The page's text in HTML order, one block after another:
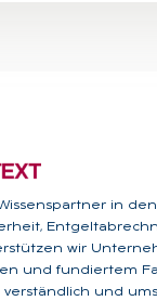
Wissenspartner in
wir
und fundiertem
verständlich und